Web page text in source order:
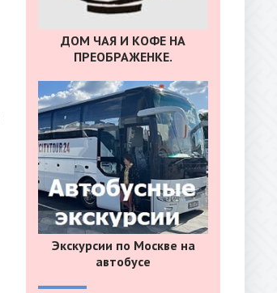
ДОМ ЧАЯ И КОФЕ НА
ПРЕОБРАЖЕНКЕ.
Экскурсии по Москве на
автобусе